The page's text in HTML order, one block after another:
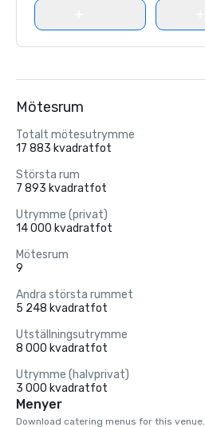
Mötesrum
Totalt mötesutrymme
17 883 kvadratfot
Största rum
7 893 kvadratfot
Utrymme (privat)
14 000 kvadratfot
Mötesrum
9
Andra största rummet
5 248 kvadratfot
Utställningsutrymme
8 000 kvadratfot
Utrymme (halvprivat)
3 000 kvadratfot
Menyer
Download catering menus for this venue.